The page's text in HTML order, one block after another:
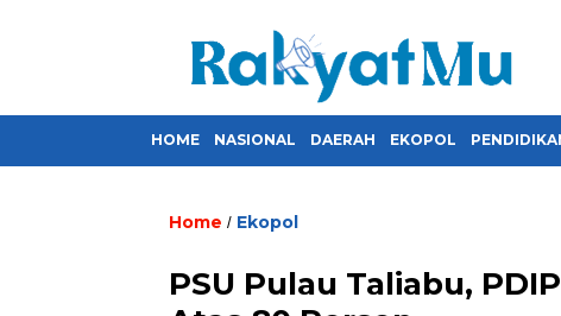
HOME NASIONAL DAERAH EKOPOL
Home / Ekopol
PSU Pulau Taliabu,